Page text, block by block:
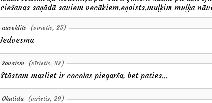
ciešanas sagādā saviem vecākiem.egoists.muļķim muļķa
auseklits (vīrietis, 25)
Iedvesma
Sovaism (vīrietis, 38)
Stāstam mazliet ir cocolas piegarša, bet paties...
Okutida (vīrietis, 29)